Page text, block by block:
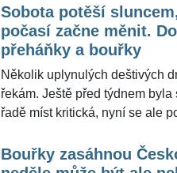
bouřky, které mohou být
přívalové srážky. Vyplývá to z
Českého
ŽivotvČesku.cz doplnili výhled
odborníci z portálu
Sobota potěší
počasí začne měnit.
přeháňky a bouřky
Několik uplynulých deštivých
řekám. Ještě před týdnem
řadě míst kritická, nyní se ale
zůstávají převážně
suchých vodočetných profilů je
Bouřky zasáhnou